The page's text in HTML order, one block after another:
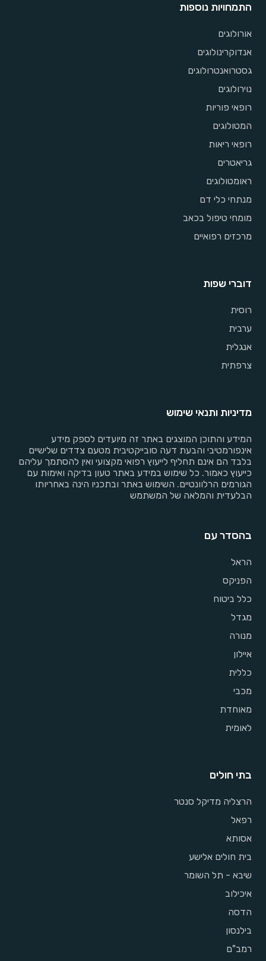
התמחויות נוספות
אורולוגים
אנדוקרינולוגים
גסטרואנטרולוגים
נוירולוגים
רופאי פוריות
המטולוגים
רופאי ריאות
גריאטרים
ראומטולוגים
מנתחי כלי דם
מומחי טיפול בכאב
מרכזים רפואיים
דוברי שפות
רוסית
ערבית
אנגלית
צרפתית
מדיניות ותנאי שימוש
המידע והתוכן המוצגים באתר זה מיועדים לספק מידע
אינפורמטיבי והבעת דעה סובייקטיבית מטעם צדדים שלישיים
בלבד הם אינם תחליף לייעוץ רפואי מקצועי ואין להסתמך עליהם
כייעוץ כאמור. כל שימוש במידע באתר טעון בדיקה ואימות עם
הגורמים הרלוונטיים. השימוש באתר ובתכניו הינה באחריותו
הבלעדית והמלאה של המשתמש
בהסדר עם
הראל
הפניקס
כלל ביטוח
מגדל
מנורה
איילון
כללית
מכבי
מאוחדת
לאומית
בתי חולים
הרצליה מדיקל סנטר
רפאל
אסותא
בית חולים אלישע
שיבא - תל השומר
איכילוב
הדסה
בילנסון
רמב"ם